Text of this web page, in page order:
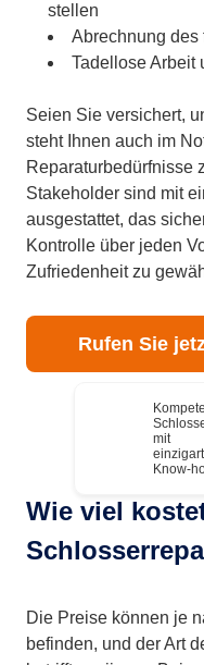
mit
Know-
stellen
Abrechnung des
Tadellose Arbeit
Seien Sie versichert,
steht Ihnen auch im
Reparaturbedürfnisse
Stakeholder sind mit
ausgestattet, das
Kontrolle über jeden
Zufriedenheit zu
Rufen Sie
Wie viel
Die Preise können je
befinden, und der Art